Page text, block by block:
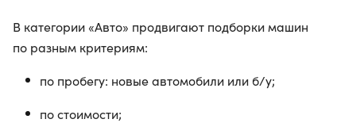
В категории «Авто» продвигают подборки машин
по разным критериям:
по пробегу: новые автомобили или б/у;
по стоимости;